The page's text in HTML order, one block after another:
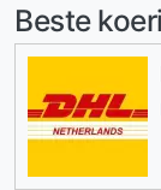
Beste